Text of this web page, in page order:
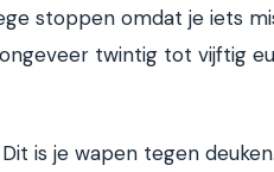
stoppen omdat je iets
twintig tot vijftig
Dit is je wapen tegen